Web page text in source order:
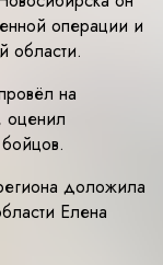
операции и
области.
на
оценил
доложила
Елена